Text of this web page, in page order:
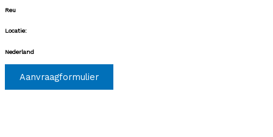
Reu
Locatie:
Nederland
Aanvraagformulier